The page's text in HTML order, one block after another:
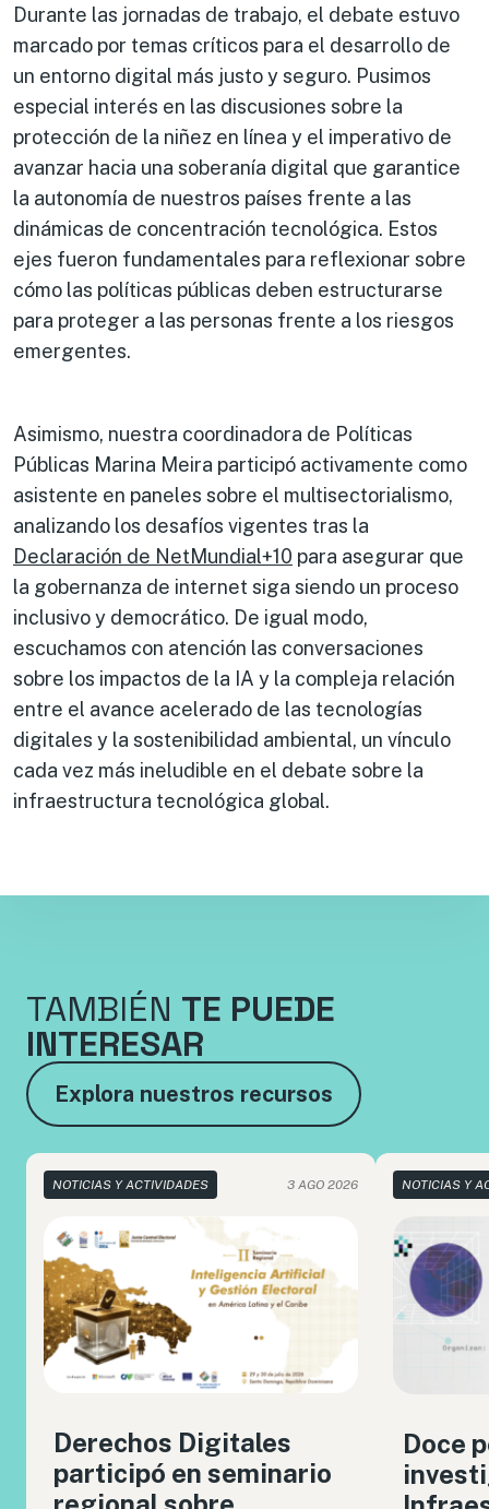
Durante las jornadas de trabajo, el debate estuvo
marcado por temas críticos para el desarrollo de
un entorno digital más justo y seguro. Pusimos
especial interés en las discusiones sobre la
protección de la niñez en línea y el imperativo de
avanzar hacia una soberanía digital que garantice
la autonomía de nuestros países frente a las
dinámicas de concentración tecnológica. Estos
ejes fueron fundamentales para reflexionar sobre
cómo las políticas públicas deben estructurarse
para proteger a las personas frente a los riesgos
emergentes.
Asimismo, nuestra coordinadora de Políticas
Públicas Marina Meira participó activamente como
asistente en paneles sobre el multisectorialismo,
analizando los desafíos vigentes tras la
Declaración de NetMundial+10 para asegurar que
la gobernanza de internet siga siendo un proceso
inclusivo y democrático. De igual modo,
escuchamos con atención las conversaciones
sobre los impactos de la IA y la compleja relación
entre el avance acelerado de las tecnologías
digitales y la sostenibilidad ambiental, un vínculo
cada vez más ineludible en el debate sobre la
infraestructura tecnológica global.
TAMBIÉN TE PUEDE
INTERESAR
Explora nuestros recursos
NOTICIAS Y ACTIVIDADES 3 AGO 2026
Derechos Digitales
participó en seminario
NOTICIAS Y
Doce